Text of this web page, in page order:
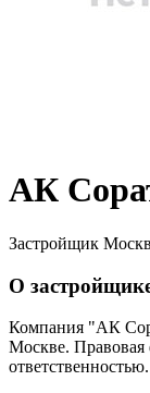
АК
Застройщик
О
Компания "АК
Москве. Правовая
ответственностью.